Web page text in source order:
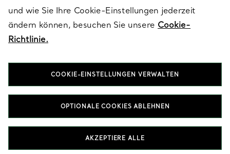
FOLGEN SIE UNS
T&Co. 2026
und wie Sie Ihre Cookie-Einstellungen jederzeit
ändern können, besuchen Sie unsere Cookie-
Richtlinie.
COOKIE-EINSTELLUNGEN VERWALTEN
OPTIONALE COOKIES ABLEHNEN
AKZEPTIERE ALLE